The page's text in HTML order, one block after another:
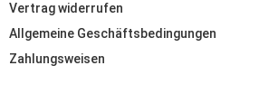
Vertrag widerrufen
Allgemeine Geschäftsbedingungen
Zahlungsweisen